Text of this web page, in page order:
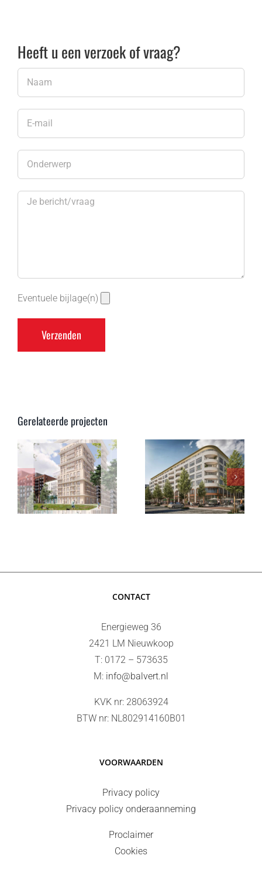
Heeft u een verzoek of vraag?
Eventuele bijlage(n)
Gerelateerde projecten
136
appartementen
&
commerciële
ruimtes
De Nieuwe
Defensie ,
Toren 1 te
Utrecht
CONTACT
Energieweg 36
2421 LM Nieuwkoop
T: 0172 – 573635
M: info@balvert.nl
KVK nr: 28063924
BTW nr: NL802914160B01
VOORWAARDEN
Privacy policy
Privacy policy onderaanneming
Proclaimer
Cookies